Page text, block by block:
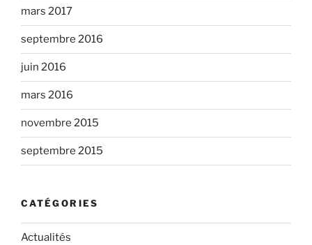
mars 2017
septembre 2016
juin 2016
mars 2016
novembre 2015
septembre 2015
CATÉGORIES
Actualités